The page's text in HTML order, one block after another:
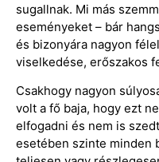
sugallnak. Mi más
eseményeket – bár
és bizonyára nagyon
viselkedése, erőszakos
Csakhogy nagyon
volt a fő baja, hogy ezt
elfogadni és nem is
esetében szinte minden